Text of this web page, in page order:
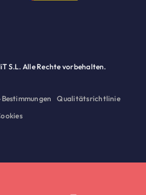
S.L. Alle Rechte vorbehalten.
Qualitätsrichtlinie